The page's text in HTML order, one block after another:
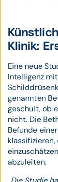
Klinik:
Eine neue
Intelligenz
genannten
geschult, ob
nicht. Die
Befunde
abzuleiten.